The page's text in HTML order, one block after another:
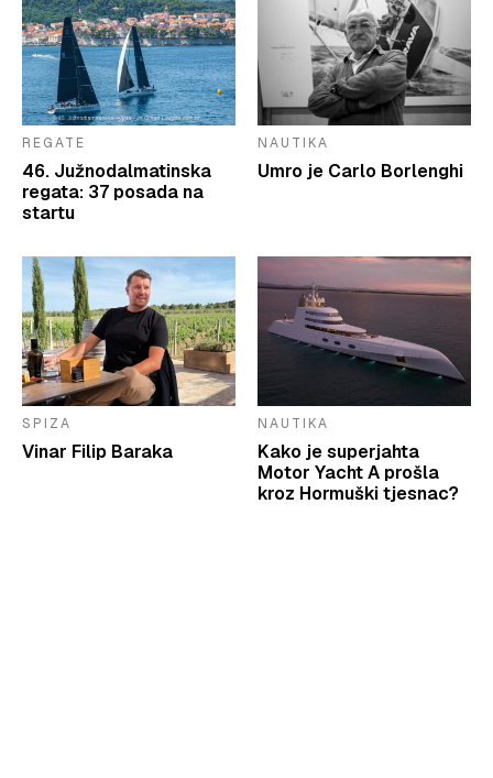
REGATE
46. Južnodalmatinska
regata: 37 posada na
startu
NAUTIKA
Umro je Carlo Borlenghi
SPIZA
Vinar Filip Baraka
NAUTIKA
Kako je superjahta
Motor Yacht A prošla
kroz Hormuški tjesnac?